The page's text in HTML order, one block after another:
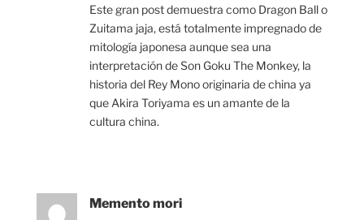
Este gran post demuestra como Dragon Ball o
Zuitama jaja, está totalmente impregnado de
mitología japonesa aunque sea una
interpretación de Son Goku The Monkey, la
historia del Rey Mono originaria de china ya
que Akira Toriyama es un amante de la
cultura china.
Memento mori